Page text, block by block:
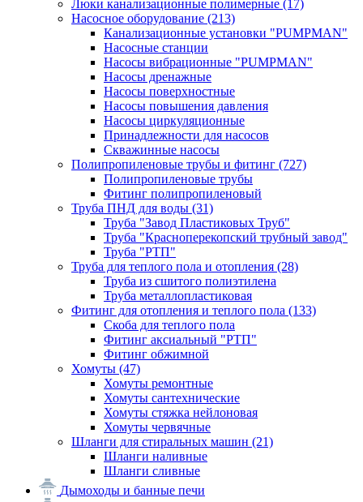
Люки канализационные полимерные (17)
Насосное оборудование (213)
Канализационные установки "PUMPMAN"
Насосные станции
Насосы вибрационные "PUMPMAN"
Насосы дренажные
Насосы поверхностные
Насосы повышения давления
Насосы циркуляционные
Принадлежности для насосов
Скважинные насосы
Полипропиленовые трубы и фитинг (727)
Полипропиленовые трубы
Фитинг полипропиленовый
Труба ПНД для воды (31)
Труба "Завод Пластиковых Труб"
Труба "Красноперекопский трубный завод"
Труба "РТП"
Труба для теплого пола и отопления (28)
Труба из сшитого полиэтилена
Труба металлопластиковая
Фитинг для отопления и теплого пола (133)
Скоба для теплого пола
Фитинг аксиальный "РТП"
Фитинг обжимной
Хомуты (47)
Хомуты ремонтные
Хомуты сантехнические
Хомуты стяжка нейлоновая
Хомуты червячные
Шланги для стиральных машин (21)
Шланги наливные
Шланги сливные
Дымоходы и банные печи